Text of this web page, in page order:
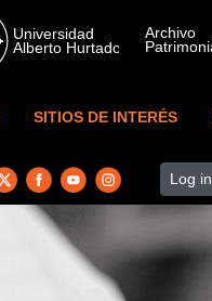
SITIOS DE INTERÉS
Log in